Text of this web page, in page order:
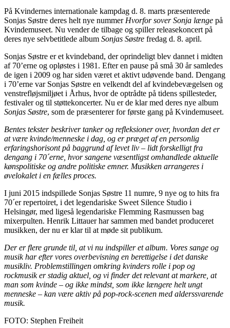
På Kvindernes internationale kampdag d. 8. marts præsenterede
Sonjas Søstre deres helt nye nummer Hvorfor sover Sonja længe på
Kvindemuseet. Nu vender de tilbage og spiller releasekoncert på
deres nye selvbetitlede album Sonjas Søstre fredag d. 8. april.
Sonjas Søstre er et kvindeband, der oprindeligt blev dannet i midten
af 70’erne og opløstes i 1981. Efter en pause på små 30 år samledes
de igen i 2009 og har siden været et aktivt udøvende band. Dengang
i 70’erne var Sonjas Søstre en velkendt del af kvindebevægelsen og
venstrefløjsmiljøet i Århus, hvor de optrådte på tidens spillesteder,
festivaler og til støttekoncerter. Nu er de klar med deres nye album
Sonjas Søstre, som de præsenterer for første gang på Kvindemuseet.
Bentes tekster beskriver tanker og refleksioner over, hvordan det er
at være kvinde/menneske i dag, og er præget af en personlig
erfaringshorisont på baggrund af levet liv – lidt forskelligt fra
dengang i 70´erne, hvor sangene væsentligst omhandlede aktuelle
kønspolitiske og andre politiske emner. Musikken arrangeres i
øvelokalet i en fælles proces.
I juni 2015 indspillede Sonjas Søstre 11 numre, 9 nye og to hits fra
70´er repertoiret, i det legendariske Sweet Silence Studio i
Helsingør, med ligeså legendariske Flemming Rasmussen bag
mixerpulten. Henrik Littauer har sammen med bandet produceret
musikken, der nu er klar til at møde sit publikum.
Der er flere grunde til, at vi nu indspiller et album. Vores sange og
musik har efter vores overbevisning en berettigelse i det danske
musikliv. Problemstillingen omkring kvinders rolle i pop og
rockmusik er stadig aktuel, og vi finder det relevant at markere, at
man som kvinde – og ikke mindst, som ikke længere helt ungt
menneske – kan være aktiv på pop-rock-scenen med alderssvarende
musik.
FOTO: Stephen Freiheit